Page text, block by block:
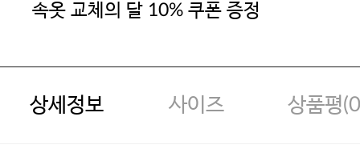
속옷 교체의 달 10% 쿠폰 증정
상세정보 사이즈 상품평(0